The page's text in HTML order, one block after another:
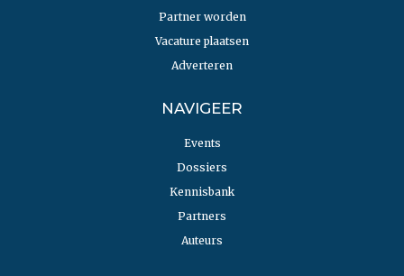
Partner worden
Vacature plaatsen
Adverteren
NAVIGEER
Events
Dossiers
Kennisbank
Partners
Auteurs